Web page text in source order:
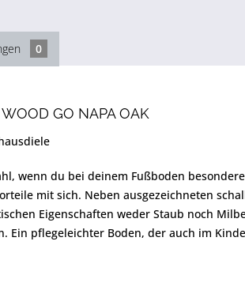
0
GO NAPA OAK
wenn du bei deinem Fußboden
mit sich. Neben ausgezeichneten
Eigenschaften weder Staub noch
Ein pflegeleichter Boden, der auch im